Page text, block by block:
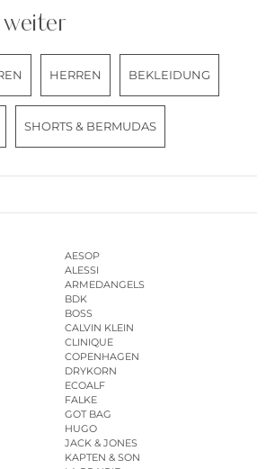
HERREN BEKLEIDUNG
SHORTS & BERMUDAS
AESOP
ALESSI
ARMEDANGELS
BDK
BOSS
CALVIN KLEIN
CLINIQUE
COPENHAGEN
DRYKORN
ECOALF
FALKE
GOT BAG
HUGO
JACK & JONES
KAPTEN & SON